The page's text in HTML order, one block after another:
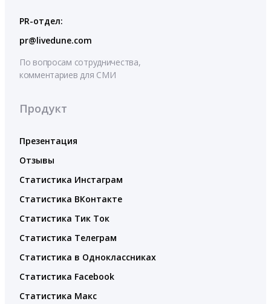
PR-отдел:
pr@livedune.com
По вопросам сотрудничества,
комментариев для СМИ
Продукт
Презентация
Отзывы
Статистика Инстаграм
Статистика ВКонтакте
Статистика Тик Ток
Статистика Телеграм
Статистика в Одноклассниках
Статистика Facebook
Статистика Макс